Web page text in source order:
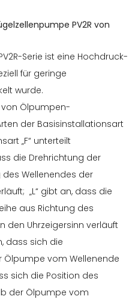
PV2R von
Serie ist eine Hochdruck-
für geringe
wurde.
von Ölpumpen-
der Basisinstallationsart
„F“ unterteilt
die Drehrichtung der
Wellenendes der
„L“ gibt an, dass die
aus Richtung des
den Uhrzeigersinn verläuft
dass sich die
vom Wellenende
sich die Position des
der Ölpumpe vom